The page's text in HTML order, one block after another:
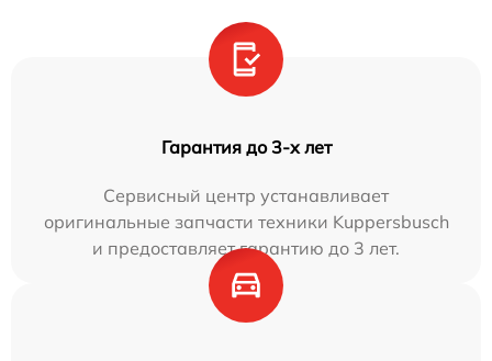
Гарантия до 3-х лет
Сервисный центр устанавливает
оригинальные запчасти техники Kuppersbusch
и предоставляет гарантию до 3 лет.